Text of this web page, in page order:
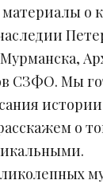
о
СЗФО. Мы
о